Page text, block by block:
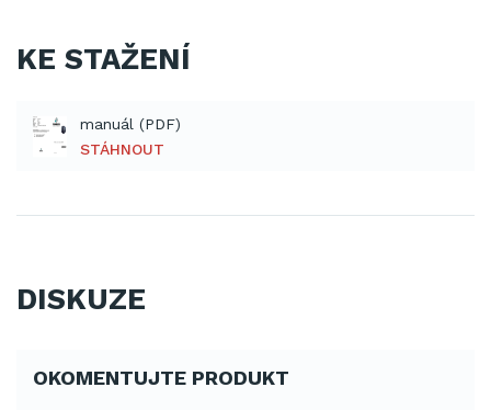
KE STAŽENÍ
manuál (PDF)
STÁHNOUT
DISKUZE
OKOMENTUJTE PRODUKT